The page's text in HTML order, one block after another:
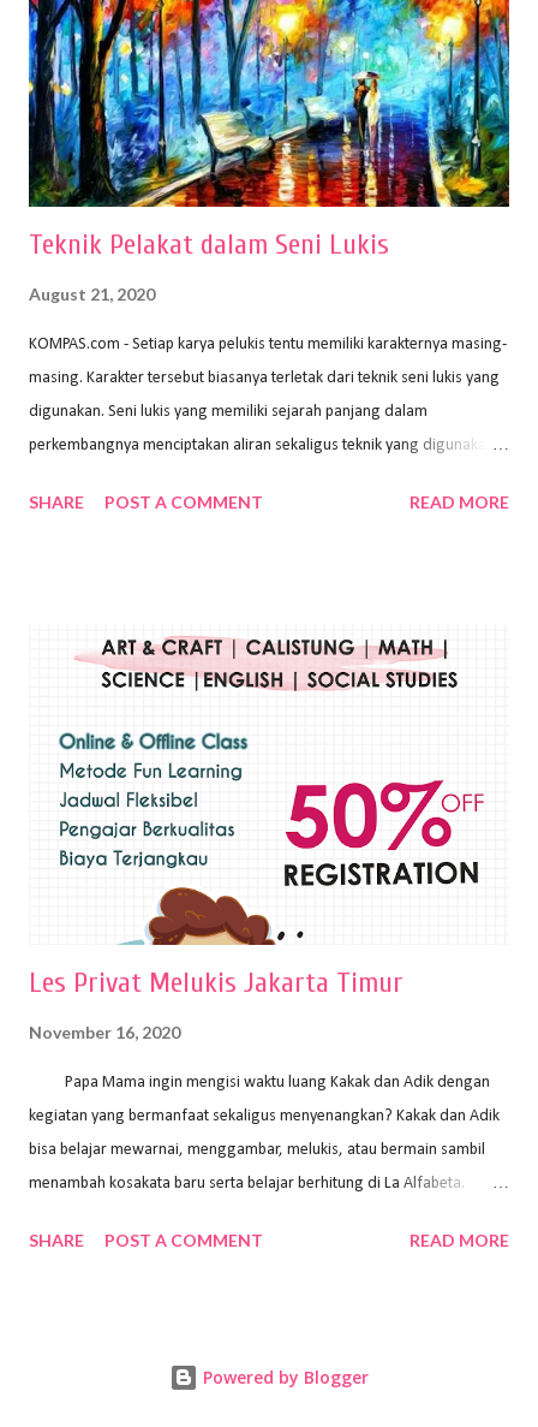
nyaman dan maksimal. Bahan kertas yang baik salah satu syaratnya
adalah tidak mudah sobek, mengingat menggambar merupakan
proses menggores dan menghapus. Kertas adalah bahan yang paling
ideal digunakan untuk menggambar. Dalam menggambar
menggunakan pen...
Teknik Pelakat dalam Seni Lukis
August 21, 2020
KOMPAS.com - Setiap karya pelukis tentu memiliki karakternya masing-
masing. Karakter tersebut biasanya terletak dari teknik seni lukis yang
digunakan. Seni lukis yang memiliki sejarah panjang dalam
perkembangnya menciptakan aliran sekaligus teknik yang digunakan.
Wayan Kun Adnyana, teknik yang berbeda tentunya akan
menggunakan bahan dasar cat air, cat akrilik, atau cat minyak dengan
sapuan warna cat yang tebal. Dengan memberikan sapuan warna
pelukis untuk menghasilkan lukisan yang mempesona dan tentunya
bernilai tinggi. Ciri teknik plakat Ciri-ciri teknik plakat, yaitu: Sapuan
warna yang kental dan tebal. Hasil lukisan menutupi seluruh bagian
medianya Mem...
SHARE POST A COMMENT READ MORE
Les Privat Melukis Jakarta Timur
November 16, 2020
Papa Mama ingin mengisi waktu luang Kakak dan Adik dengan
kegiatan yang bermanfaat sekaligus menyenangkan? Kakak dan Adik
bisa belajar mewarnai, menggambar, melukis, atau bermain sambil
menambah kosakata baru serta belajar berhitung di La Alfabeta.
kok untuk mengajar dengan metode yang fun, La Alfabeta
Alfabeta. ⁣⁣⁣⁣Ada pilihan online class maupun offline class lho! Cek
SHARE POST A COMMENT READ MORE
Powered by Blogger